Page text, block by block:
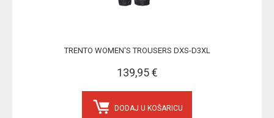
TRENTO WOMEN'S TROUSERS DXS-D3XL
139,95 €
DODAJ U KOŠARICU